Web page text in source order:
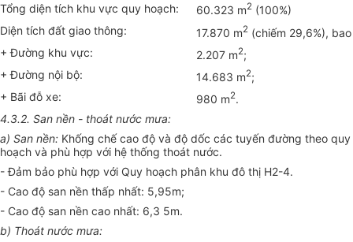
Tổng diện tích khu vực quy hoạch:
60.323 m2 (100%)
Diện tích đất giao thông:
17.870 m2 (chiếm 29,6%),
+ Đường khu vực: 2.207 m2;
+ Đường nội bộ: 14.683 m2;
+ Bãi đỗ xe: 980 m2
4.3.2. San nền - thoát nước mưa:
a) San nền: Khống chế cao độ và độ dốc các tuyến đường theo quy
hoạch và phù hợp với hệ thống thoát nước.
- Đảm bảo phù hợp với Quy hoạch phân khu đô thị H2-4.
- Cao độ san nền thấp nhất: 5,95m;
- Cao độ san nền cao nhất: 6,3 5m.
b) Thoát nước mưa: